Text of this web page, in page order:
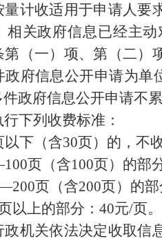
计收适用于申请人要
相关政府信息已经主
（一）项、第（二）
政府信息公开申请为单
政府信息公开申请不
下列收费标准：
以下（含30页）的，不
页（含100页）的部
页（含200页）的
以上的部分：40元/页。
机关依法决定收取信